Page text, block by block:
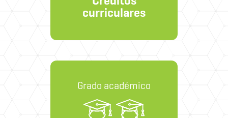
curriculares
Grado académico